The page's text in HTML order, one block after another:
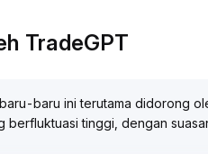
TradeGPT
baru ini terutama didorong
berfluktuasi tinggi, dengan